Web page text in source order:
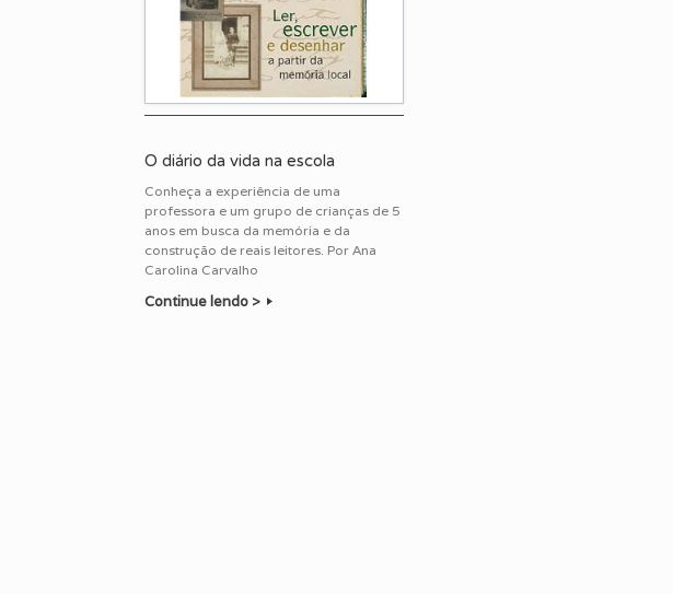
O diário da vida na escola
Conheça a experiência de uma
professora e um grupo de crianças de 5
anos em busca da memória e da
construção de reais leitores. Por Ana
Carolina Carvalho
Continue lendo >